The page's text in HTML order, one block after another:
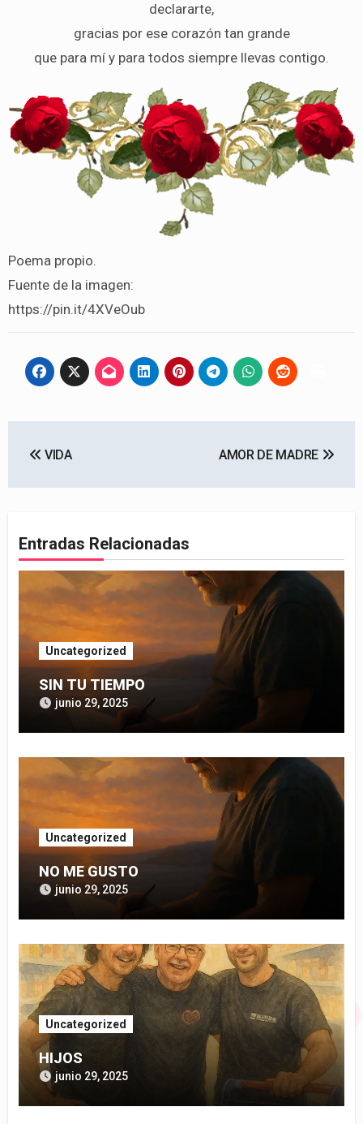
declararte,
gracias por ese corazón tan grande
que para mí y para todos siempre llevas contigo.
Poema propio.
Fuente de la imagen:
https://pin.it/4XVeOub
VIDA AMOR DE MADRE
Entradas Relacionadas
Uncategorized
SIN TU TIEMPO
junio 29, 2025
Uncategorized
NO ME GUSTO
junio 29, 2025
Uncategorized
HIJOS
junio 29, 2025